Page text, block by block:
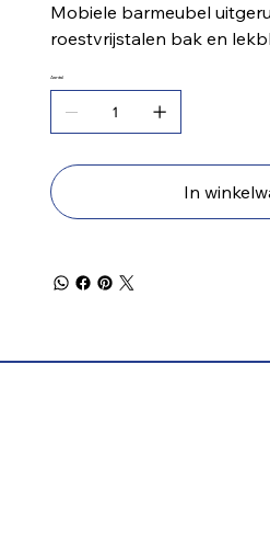
Mobiele barmeubel
roestvrijstalen bak en
Aantal
In